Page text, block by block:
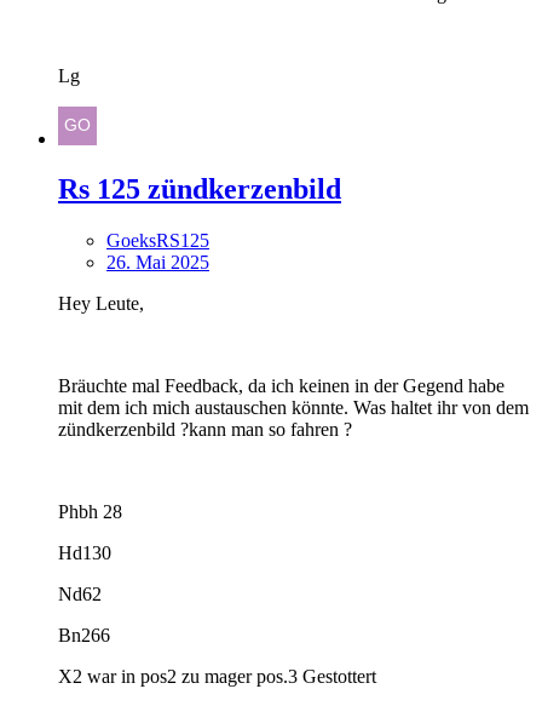
Lg
Rs 125 zündkerzenbild
GoeksRS125
26. Mai 2025
Hey Leute,
Bräuchte mal Feedback, da ich keinen in der Gegend habe
mit dem ich mich austauschen könnte. Was haltet ihr von dem
zündkerzenbild ?kann man so fahren ?
Phbh 28
Hd130
Nd62
Bn266
X2 war in pos2 zu mager pos.3 Gestottert